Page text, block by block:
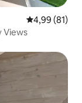
4,99 af 5 í
4,99 (81)
Views